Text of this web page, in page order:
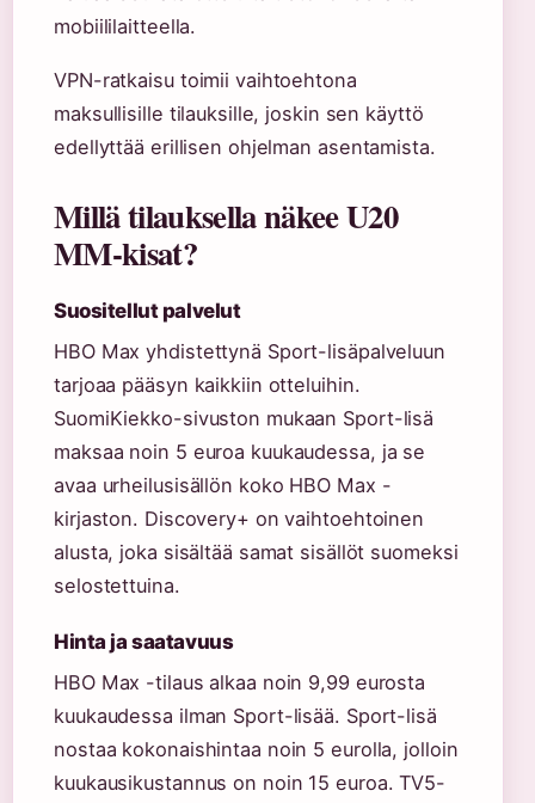
mobiililaitteella.
VPN-ratkaisu toimii vaihtoehtona
maksullisille tilauksille, joskin sen käyttö
edellyttää erillisen ohjelman asentamista.
Millä tilauksella näkee U20
MM-kisat?
Suositellut palvelut
HBO Max yhdistettynä Sport-lisäpalveluun
tarjoaa pääsyn kaikkiin otteluihin.
SuomiKiekko-sivuston mukaan Sport-lisä
maksaa noin 5 euroa kuukaudessa, ja se
avaa urheilusisällön koko HBO Max -
kirjaston. Discovery+ on vaihtoehtoinen
alusta, joka sisältää samat sisällöt suomeksi
selostettuina.
Hinta ja saatavuus
HBO Max -tilaus alkaa noin 9,99 eurosta
kuukaudessa ilman Sport-lisää. Sport-lisä
nostaa kokonaishintaa noin 5 eurolla, jolloin
kuukausikustannus on noin 15 euroa. TV5-